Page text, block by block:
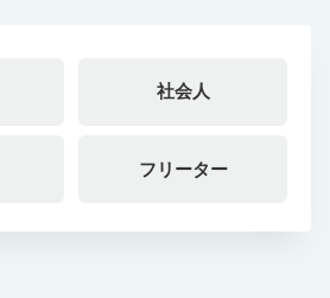
社会人
フリーター